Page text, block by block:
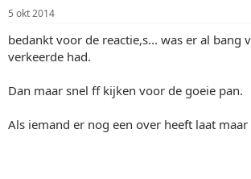
5 okt 2014
bedankt voor de reactie,s... was er al bang
verkeerde had.
Dan maar snel ff kijken voor de goeie pan.
Als iemand er nog een over heeft laat maar